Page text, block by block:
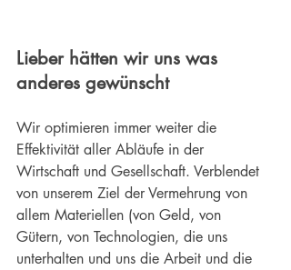
Lieber hätten wir uns was
anderes gewünscht
Wir optimieren immer weiter die
Effektivität aller Abläufe in der
Wirtschaft und Gesellschaft. Verblendet
von unserem Ziel der Vermehrung von
allem Materiellen (von Geld, von
Gütern, von Technologien, die uns
unterhalten und uns die Arbeit und die